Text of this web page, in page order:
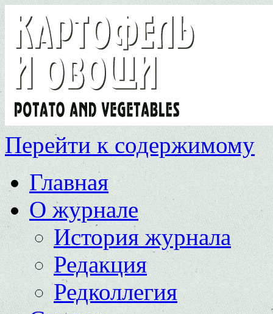
Перейти к содержимому
Главная
О журнале
История журнала
Редакция
Редколлегия